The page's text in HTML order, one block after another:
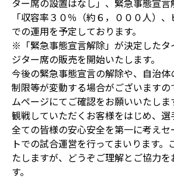
ター席の設置はなし」、緊急事態宣
「収容率３０％（約６，０００人）、
での運用を予定しております。
※「緊急事態宣言解除」が決定したタ
ジター席の販売を開始いたします。
今後の緊急事態宣言の解除や、自治
制限等が変動する場合がございますの
ムページにてご確認をお願いいたしま
観戦していただくお客様をはじめ、
全ての皆様の安心安全を第一に考えセ
トでの試合運営を行ってまいります。
たしますが、どうぞご理解とご協力
す。